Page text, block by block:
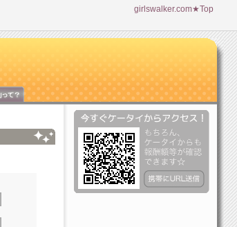
girlswalker.com★Top